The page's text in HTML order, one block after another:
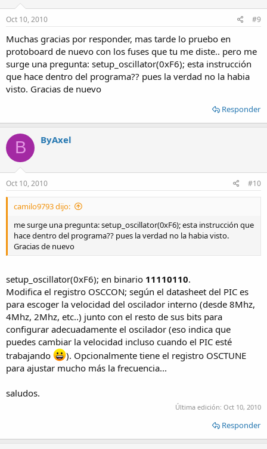
Oct 10, 2010 #9
Muchas gracias por responder, mas tarde lo pruebo en
protoboard de nuevo con los fuses que tu me diste.. pero me
surge una pregunta: setup_oscillator(0xF6); esta instrucción
que hace dentro del programa?? pues la verdad no la habia
visto. Gracias de nuevo
Responder
B ByAxel
Oct 10, 2010 #10
camilo9793 dijo:
me surge una pregunta: setup_oscillator(0xF6); esta instrucción que
hace dentro del programa?? pues la verdad no la habia visto.
Gracias de nuevo
setup_oscillator(0xF6); en binario 11110110.
Modifica el registro OSCCON; según el datasheet del PIC es
para escoger la velocidad del oscilador interno (desde 8Mhz,
4Mhz, 2Mhz, etc..) junto con el resto de sus bits para
configurar adecuadamente el oscilador (eso indica que
puedes cambiar la velocidad incluso cuando el PIC esté
trabajando
). Opcionalmente tiene el registro OSCTUNE
para ajustar mucho más la frecuencia...
saludos.
Última edición: Oct 10, 2010
Responder